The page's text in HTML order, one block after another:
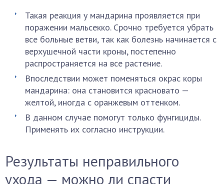
Такая реакция у мандарина проявляется при
поражении мальсекко. Срочно требуется убрать
все больные ветви, так как болезнь начинается с
верхушечной части кроны, постепенно
распространяется на все растение.
Впоследствии может поменяться окрас коры
мандарина: она становится красновато —
желтой, иногда с оранжевым оттенком.
В данном случае помогут только фунгициды.
Применять их согласно инструкции.
Результаты неправильного
ухода — можно ли спасти